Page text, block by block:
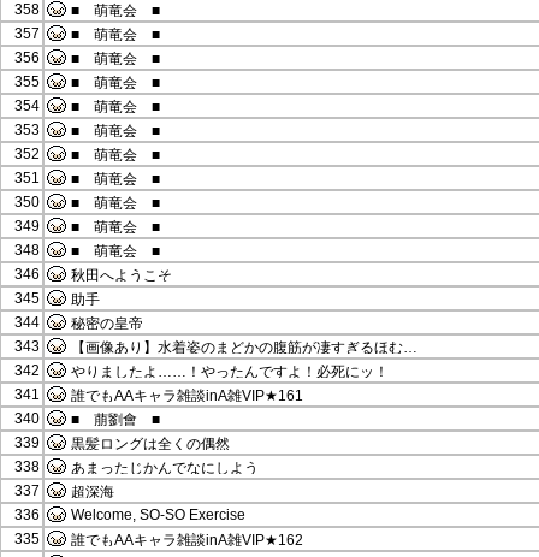
358
■ 萌竜会 ■
357
■ 萌竜会 ■
356
■ 萌竜会 ■
355
■ 萌竜会 ■
354
■ 萌竜会 ■
353
■ 萌竜会 ■
352
■ 萌竜会 ■
351
■ 萌竜会 ■
350
■ 萌竜会 ■
349
■ 萌竜会 ■
348
■ 萌竜会 ■
346
秋田へようこそ
345
助手
344
秘密の皇帝
343
【画像あり】水着姿のまどかの腹筋が凄すぎるほむ…
342
やりましたよ……！やったんですよ！必死にッ！
341
誰でもAAキャラ雑談inA雑VIP★161
340
■ 萠劉會 ■
339
黒髪ロングは全くの偶然
338
あまったじかんでなにしよう
337
超深海
336
Welcome, SO-SO Exercise
335
誰でもAAキャラ雑談inA雑VIP★162